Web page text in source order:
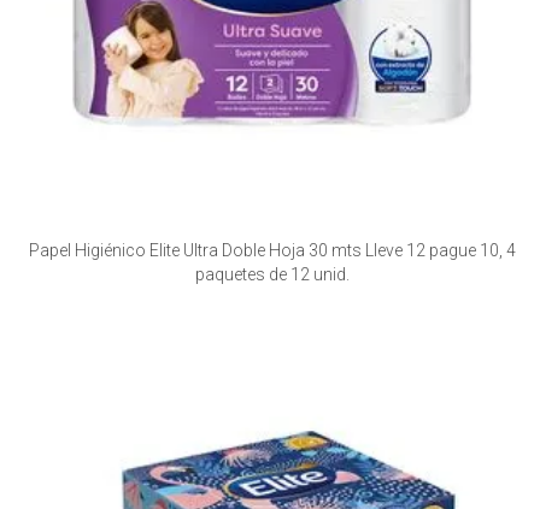
Papel Higiénico Elite Ultra Doble Hoja 30 mts Lleve 12 pague 10, 4
paquetes de 12 unid.